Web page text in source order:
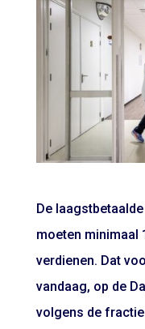
De
moeten minimaal
verdienen. Dat
vandaag, op de
volgens de